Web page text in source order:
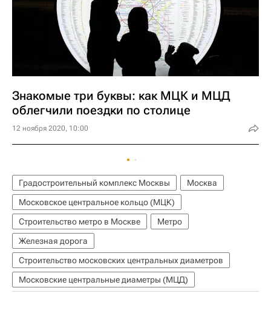
Знакомые три буквы: как МЦК и МЦД
облегчили поездки по столице
12 ноября 2020, 10:00
Градостроительный комплекс Москвы
Москва
Московское центральное кольцо (МЦК)
Строительство метро в Москве
Метро
Железная дорога
Строительство московских центральных диаметров
Московские центральные диаметры (МЦД)